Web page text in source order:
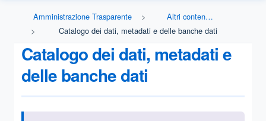
Amministrazione Trasparente
Altri contenuti - Accessibilità e Catalogo dei dati, metadati e banche dati
Catalogo dei dati, metadati e delle banche dati
Catalogo dei dati, metadati e
delle banche dati